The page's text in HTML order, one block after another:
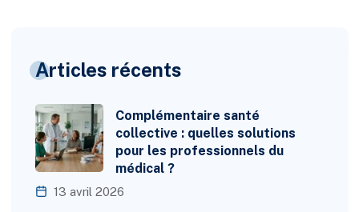
Articles récents
Complémentaire santé
collective : quelles solutions
pour les professionnels du
médical ?
13 avril 2026